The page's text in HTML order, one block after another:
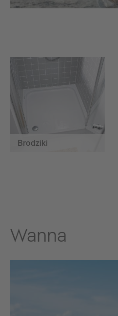
Brodziki
Wanna